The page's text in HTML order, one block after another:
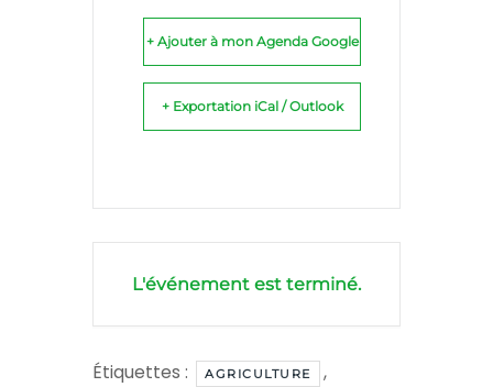
+ Ajouter à mon Agenda Google
+ Exportation iCal / Outlook
L'événement est terminé.
Étiquettes : AGRICULTURE ,